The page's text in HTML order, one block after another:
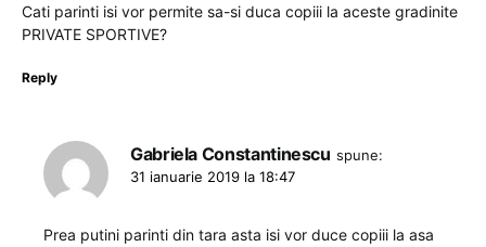
Cati parinti isi vor permite sa-si duca copiii la aceste gradinite
PRIVATE SPORTIVE?
Reply
Gabriela Constantinescu spune:
31 ianuarie 2019 la 18:47
Prea putini parinti din tara asta isi vor duce copiii la asa